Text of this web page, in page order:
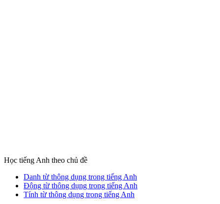
Học tiếng Anh theo chủ đề
Danh từ thông dụng trong tiếng Anh
Động từ thông dụng trong tiếng Anh
Tính từ thông dụng trong tiếng Anh